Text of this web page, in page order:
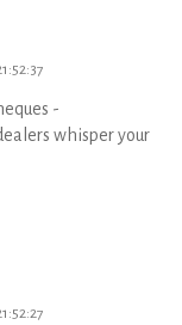
-
whisper your